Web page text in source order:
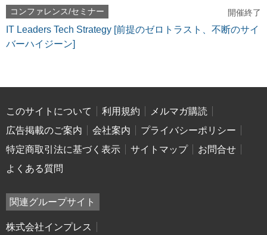
コンファレンス/セミナー 開催終了
IT Leaders Tech Strategy [前提のゼロトラスト、不断のサイ
バーハイジーン]
このサイトについて 利用規約
メルマガ購読
広告掲載のご案内
会社案内
プライバシーポリシー
特定商取引法に基づく表示
サイトマップ
お問合せ
よくある質問
関連グループサイト
株式会社インプレス